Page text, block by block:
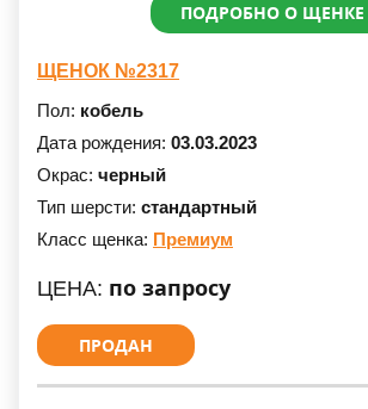
ПОДРОБНО О ЩЕНКЕ
ЩЕНОК №2317
Пол: кобель
Дата рождения: 03.03.2023
Окрас: черный
Тип шерсти: стандартный
Класс щенка: Премиум
ЦЕНА: по запросу
ПРОДАН